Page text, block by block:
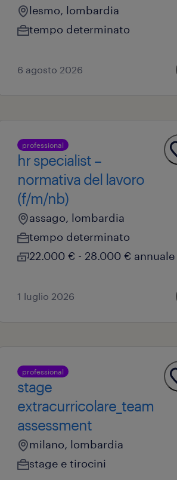
lesmo, lombardia
tempo determinato
6 agosto 2026
professional
hr specialist –
normativa del lavoro
(f/m/nb)
assago, lombardia
tempo determinato
22.000 € - 28.000 € annuale
1 luglio 2026
professional
stage
extracurricolare_team
assessment
milano, lombardia
stage e tirocini